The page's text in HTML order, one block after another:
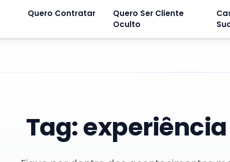
Quero Contratar
Quero Ser Cliente
Oculto
Tag: